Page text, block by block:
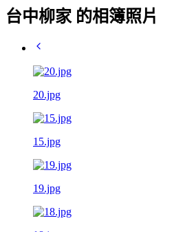
台中柳家 的相簿照片
20.jpg
15.jpg
19.jpg